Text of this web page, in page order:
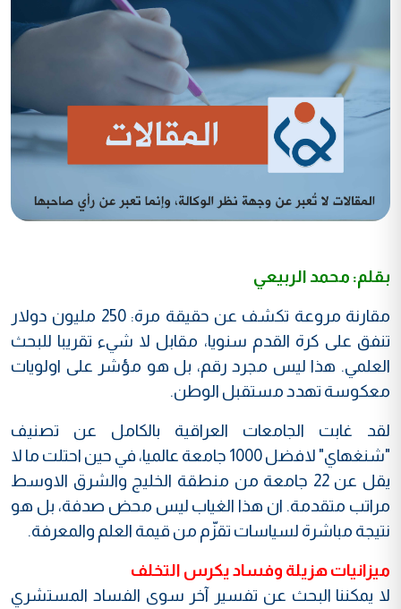
بقلم: محمد الربيعي
مقارنة مروعة تكشف عن حقيقة مرة: 250 مليون دولار
تنفق على كرة القدم سنويا، مقابل لا شيء تقريبا للبحث
العلمي. هذا ليس مجرد رقم، بل هو مؤشر على اولويات
معكوسة تهدد مستقبل الوطن.
لقد غابت الجامعات العراقية بالكامل عن تصنيف
"شنغهاي" لافضل 1000 جامعة عالميا، في حين احتلت ما لا
يقل عن 22 جامعة من منطقة الخليج والشرق الاوسط
مراتب متقدمة. ان هذا الغياب ليس محض صدفة، بل هو
نتيجة مباشرة لسياسات تقزّم من قيمة العلم والمعرفة.
ميزانيات هزيلة وفساد يكرس التخلف
لا يمكننا البحث عن تفسير آخر سوى الفساد المستشري